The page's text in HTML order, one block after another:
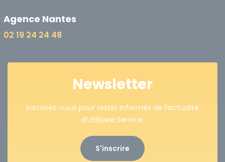
Agence Nantes
02 19 24 24 48
Newsletter
Inscrivez-vous pour rester informés de l’actualité
d'Utilitaire Service.
S'inscrire